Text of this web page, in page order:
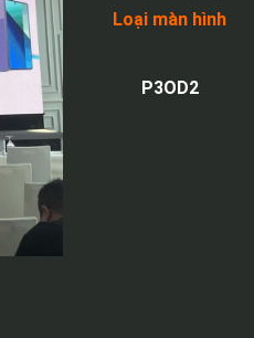
Loại màn hình
P3OD2